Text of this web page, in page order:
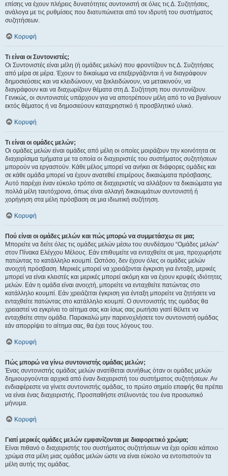
επίσης να έχουν πλήρεις δυνατότητες συντονιστή σε όλες τις Δ. Συζητήσεις,
ανάλογα με τις ρυθμίσεις που διατυπώνεται από τον ιδρυτή του συστήματος
συζητήσεων.
Κορυφή
Τι είναι οι Συντονιστές;
Οι Συντονιστές είναι μέλη (ή ομάδες μελών) που φροντίζουν τις Δ. Συζητήσεις
από μέρα σε μέρα. Έχουν το δικαίωμα να επεξεργάζονται ή να διαγράφουν
δημοσιεύσεις και να κλειδώνουν, να ξεκλειδώνουν, να μετακινούν, να
διαγράφουν και να διαχωρίζουν θέματα στη Δ. Συζήτηση που συντονίζουν.
Γενικώς, οι συντονιστές υπάρχουν για να αποτρέπουν μέλη από το να βγαίνουν
εκτός θέματος ή να δημοσιεύουν καταχρηστικό ή προσβλητικό υλικό.
Κορυφή
Τι είναι οι ομάδες μελών;
Οι ομάδες μελών είναι ομάδες από μέλη οι οποίες μοιράζουν την κοινότητα σε
διαχειρίσιμα τμήματα με τα οποία οι διαχειριστές του συστήματος συζητήσεων
μπορούν να εργαστούν. Κάθε μέλος μπορεί να ανήκει σε διάφορες ομάδες και
σε κάθε ομάδα μπορεί να έχουν ανατεθεί επιμέρους δικαιώματα πρόσβασης.
Αυτό παρέχει έναν εύκολο τρόπο σε διαχειριστές να αλλάξουν τα δικαιώματα για
πολλά μέλη ταυτόχρονα, όπως είναι αλλαγή δικαιωμάτων συντονιστή ή
χορήγηση στα μέλη πρόσβαση σε μια ιδιωτική συζήτηση.
Κορυφή
Πού είναι οι ομάδες μελών και πώς μπορώ να συμμετάσχω σε μια;
Μπορείτε να δείτε όλες τις ομάδες μελών μέσω του συνδέσμου “Ομάδες μελών”
στον Πίνακα Ελέγχου Μέλους. Εάν επιθυμείτε να ενταχθείτε σε μια, προχωρήστε
πατώντας το κατάλληλο κουμπί. Ωστόσο, δεν έχουν όλες οι ομάδες μελών
ανοιχτή πρόσβαση. Μερικές μπορεί να χρειάζονται έγκριση για ένταξη, μερικές
μπορεί να είναι κλειστές και μερικές μπορεί ακόμη και να έχουν κρυφές ιδιότητες
μελών. Εάν η ομάδα είναι ανοιχτή, μπορείτε να ενταχθείτε πατώντας στο
κατάλληλο κουμπί. Εάν χρειάζεται έγκριση για ένταξη μπορείτε να ζητήσετε να
ενταχθείτε πατώντας στο κατάλληλο κουμπί. Ο συντονιστής της ομάδας θα
χρειαστεί να εγκρίνει το αίτημα σας και ίσως σας ρωτήσει γιατί θέλετε να
ενταχθείτε στην ομάδα. Παρακαλώ μην παρενοχλήσετε τον συντονιστή ομάδας
εάν απορρίψει το αίτημα σας, θα έχει τους λόγους του.
Κορυφή
Πώς μπορώ να γίνω συντονιστής ομάδας μελών;
Ένας συντονιστής ομάδας μελών ανατίθεται συνήθως όταν οι ομάδες μελών
δημιουργούνται αρχικά από έναν διαχειριστή του συστήματος συζητήσεων. Αν
ενδιαφέρεστε να γίνετε συντονιστής ομάδας, το πρώτο σημείο επαφής θα πρέπει
να είναι ένας διαχειριστής. Προσπαθήστε στέλνοντάς του ένα προσωπικό
μήνυμα.
Κορυφή
Γιατί μερικές ομάδες μελών εμφανίζονται με διαφορετικό χρώμα;
Είναι πιθανό ο διαχειριστής του συστήματος συζητήσεων να έχει ορίσει κάποιο
χρώμα στα μέλη μιας ομάδας μελών ώστε να είναι εύκολο να εντοπιστούν τα
μέλη αυτής της ομάδας.